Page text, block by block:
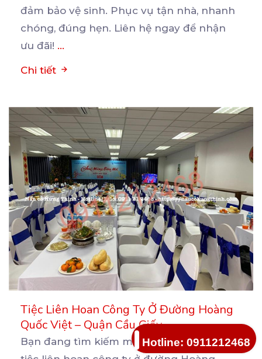
đảm bảo vệ sinh. Phục vụ tận nhà, nhanh
chóng, đúng hẹn. Liên hệ ngay để nhận
ưu đãi! ...
Chi tiết
Tiệc Liên Hoan Công Ty Ở Đường Hoàng
Quốc Việt – Quận Cầu Giấy
Bạn đang tìm kiếm một địa điểm tổ chức
Hotline: 0911212468